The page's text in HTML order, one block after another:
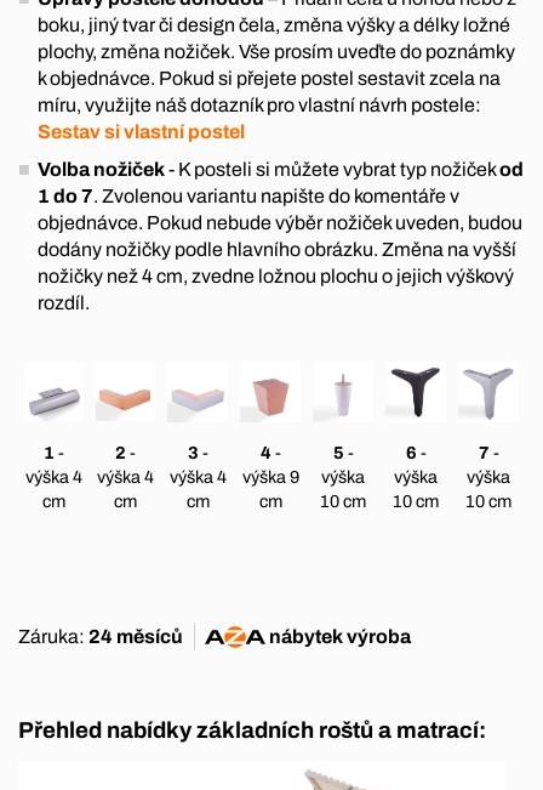
boku, jiný tvar či design čela, změna výšky a délky ložné
plochy, změna nožiček. Vše prosím uveďte do poznámky
k objednávce. Pokud si přejete postel sestavit zcela na
míru, využijte náš dotazník pro vlastní návrh postele:
Sestav si vlastní postel
Volba nožiček- K posteli si můžete vybrat typ nožičekod
1 do 7. Zvolenou variantu napište do komentáře v
objednávce. Pokud nebude výběr nožiček uveden, budou
dodány nožičky podle hlavního obrázku. Změna na vyšší
nožičky než 4 cm, zvedne ložnou plochu o jejich výškový
rozdíl.
1 -
výška 4
cm
2 -
výška 4
cm
3 -
výška 4
cm
4 -
výška 9
cm
5 -
výška
10 cm
6 -
výška
10 cm
7 -
výška
10 cm
Záruka: 24 měsíců nábytekvýroba
Přehled nabídky základních roštů a matrací: